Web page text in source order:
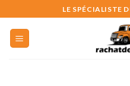
to
content
LE SPÉCIALISTE